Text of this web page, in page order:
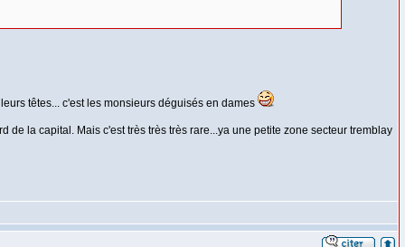
têtes... c'est les monsieurs déguisés en dames
la capital. Mais c'est très très très rare...ya une petite zone secteur tremblay